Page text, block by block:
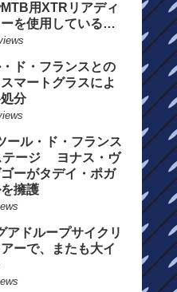
用XTRリアディ
を使用しているの
ド・フランスとの
マートグラスによ
分
ール・ド・フランス
テージ ヨナス・ヴ
ーがタデイ・ポガ
擁護
アドループサイクリ
ーで、またも大イ